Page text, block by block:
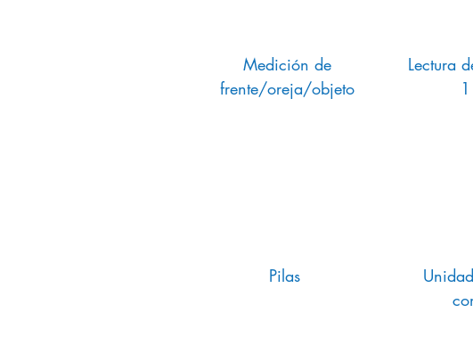
Medición de
frente/oreja/objeto
Pilas
Lectura